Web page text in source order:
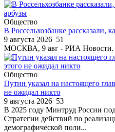
Общество
В Россельхозбанке рассказали,
9 августа 2026 51
МОСКВА, 9 авг - РИА Новости.
Общество
Путин указал на настоящего
не ожидал никто
9 августа 2026 53
В 2025 году Минтруд России
Стратегии действий по
демографической поли...